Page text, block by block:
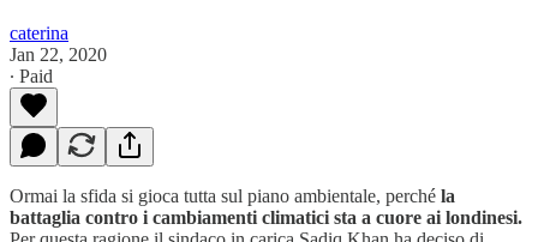
caterina
Jan 22, 2020
∙ Paid
Ormai la sfida si gioca tutta sul piano ambientale, perché la
battaglia contro i cambiamenti climatici sta a cuore ai londinesi.